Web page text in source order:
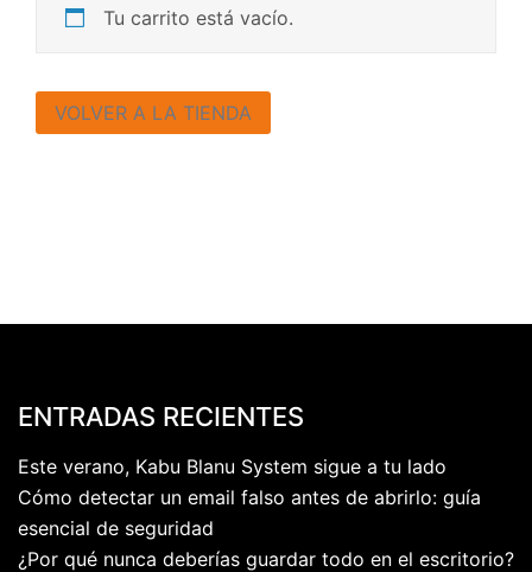
Tu carrito está vacío.
VOLVER A LA TIENDA
ENTRADAS RECIENTES
Este verano, Kabu Blanu System sigue a tu lado
Cómo detectar un email falso antes de abrirlo: guía
esencial de seguridad
¿Por qué nunca deberías guardar todo en el escritorio?